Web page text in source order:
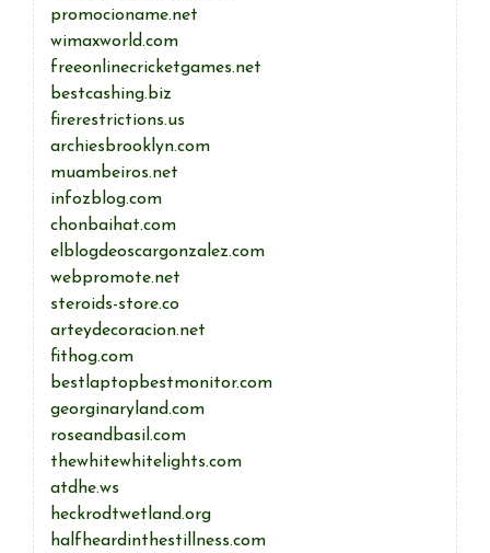
promocioname.net
wimaxworld.com
freeonlinecricketgames.net
bestcashing.biz
firerestrictions.us
archiesbrooklyn.com
muambeiros.net
infozblog.com
chonbaihat.com
elblogdeoscargonzalez.com
webpromote.net
steroids-store.co
arteydecoracion.net
fithog.com
bestlaptopbestmonitor.com
georginaryland.com
roseandbasil.com
thewhitewhitelights.com
atdhe.ws
heckrodtwetland.org
halfheardinthestillness.com